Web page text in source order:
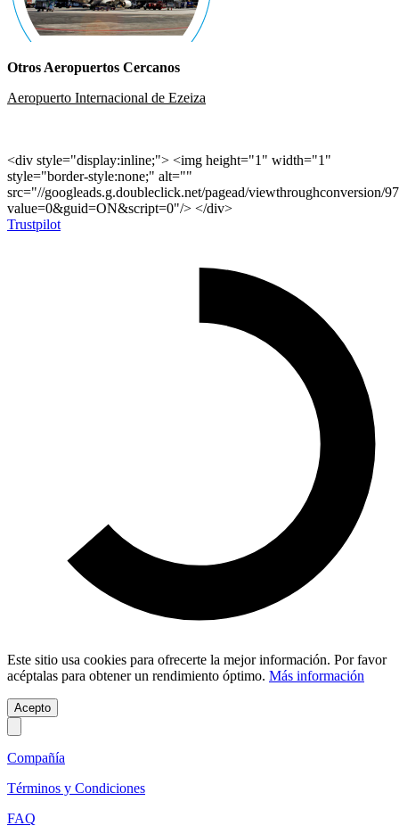
Otros Aeropuertos Cercanos
Aeropuerto Internacional de Ezeiza
<div style="display:inline;"> <img height="1" width="1"
style="border-style:none;" alt=""
src="//googleads.g.doubleclick.net/pagead/viewthroughconversion/
value=0&guid=ON&script=0"/> </div>
Trustpilot
Este sitio usa cookies para ofrecerte la mejor información. Por favor
acéptalas para obtener un rendimiento óptimo. Más información
Acepto
Compañía
Términos y Condiciones
FAQ